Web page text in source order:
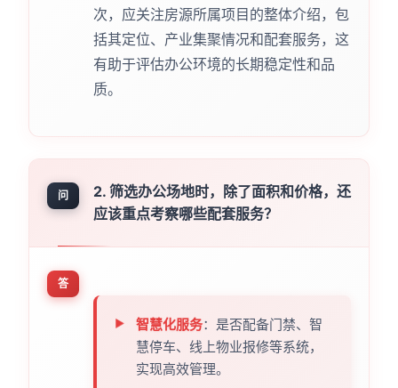
次，应关注房源所属项目的整体介绍，包
括其定位、产业集聚情况和配套服务，这
有助于评估办公环境的长期稳定性和品
质。
问
2. 筛选办公场地时，除了面积和价格，还
应该重点考察哪些配套服务？
答
智慧化服务：是否配备门禁、智
慧停车、线上物业报修等系统，
实现高效管理。